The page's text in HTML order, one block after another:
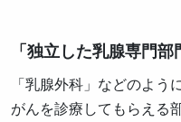
「独立した乳腺専門
「乳腺外科」などのよ
がんを診療してもらえる